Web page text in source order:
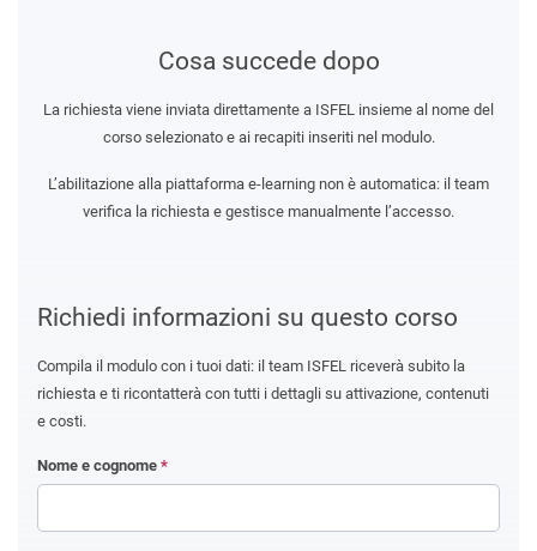
Richiedi informazioni su questo corso
Compila il modulo con i tuoi dati: il team ISFEL riceverà subito la
richiesta e ti ricontatterà con tutti i dettagli su attivazione, contenuti
e costi.
Nome e cognome *
Cosa succede dopo
La richiesta viene inviata direttamente a ISFEL insieme al nome del
corso selezionato e ai recapiti inseriti nel modulo.
L’abilitazione alla piattaforma e-learning non è automatica: il team
verifica la richiesta e gestisce manualmente l’accesso.